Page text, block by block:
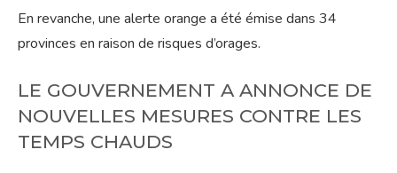
En revanche, une alerte orange a été émise dans 34
provinces en raison de risques d’orages.
LE GOUVERNEMENT A ANNONCE DE
NOUVELLES MESURES CONTRE LES
TEMPS CHAUDS